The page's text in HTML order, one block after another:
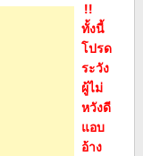
!!
ทั้งนี้
โปรด
ระวัง
ผู้ไม่
หวังดี
แอบ
อ้าง